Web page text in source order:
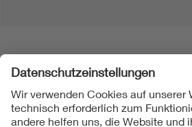
Folgen Sie uns